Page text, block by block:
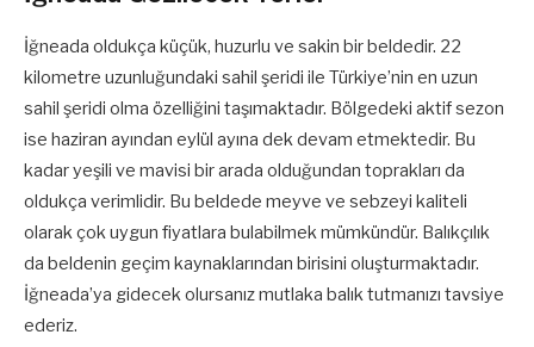
İğneada oldukça küçük, huzurlu ve sakin bir beldedir. 22
kilometre uzunluğundaki sahil şeridi ile Türkiye’nin en uzun
sahil şeridi olma özelliğini taşımaktadır. Bölgedeki aktif sezon
ise haziran ayından eylül ayına dek devam etmektedir. Bu
kadar yeşili ve mavisi bir arada olduğundan toprakları da
oldukça verimlidir. Bu beldede meyve ve sebzeyi kaliteli
olarak çok uygun fiyatlara bulabilmek mümkündür. Balıkçılık
da beldenin geçim kaynaklarından birisini oluşturmaktadır.
İğneada’ya gidecek olursanız mutlaka balık tutmanızı tavsiye
ederiz.